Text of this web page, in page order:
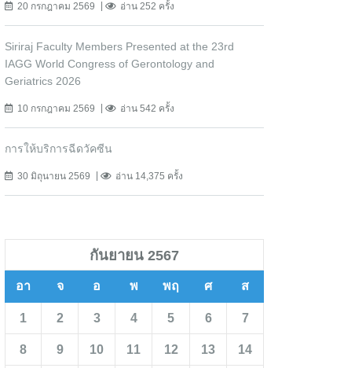
20 กรกฎาคม 2569 อ่าน 252 ครั้ง
Siriraj Faculty Members Presented at the 23rd
IAGG World Congress of Gerontology and
Geriatrics 2026
10 กรกฎาคม 2569 อ่าน 542 ครั้ง
การให้บริการฉีดวัคซีน
30 มิถุนายน 2569 อ่าน 14,375 ครั้ง
กันยายน 2567
อา จ อ พ พฤ ศ ส
1 2 3 4 5 6 7
8 9 10 11 12 13 14